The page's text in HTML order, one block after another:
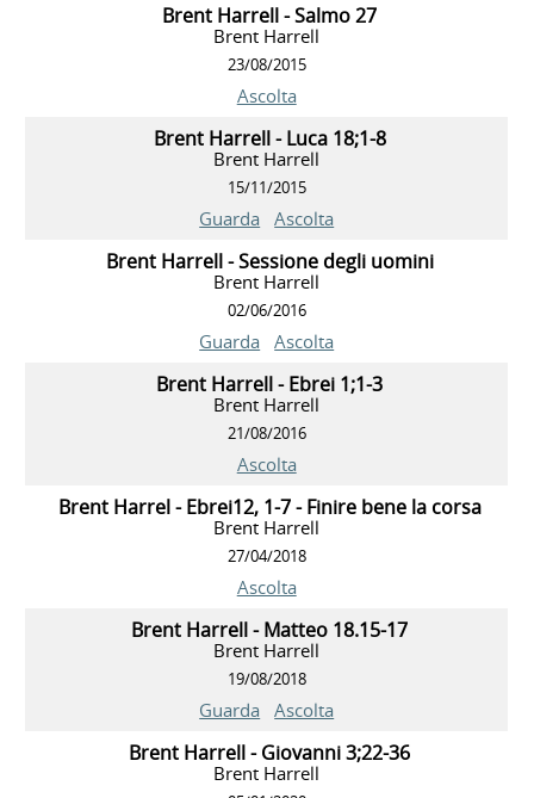
Brent Harrell - Salmo 27
Brent Harrell
23/08/2015
Ascolta
Brent Harrell - Luca 18;1-8
Brent Harrell
15/11/2015
Guarda Ascolta
Brent Harrell - Sessione degli uomini
Brent Harrell
02/06/2016
Guarda Ascolta
Brent Harrell - Ebrei 1;1-3
Brent Harrell
21/08/2016
Ascolta
Brent Harrel - Ebrei12, 1-7 - Finire bene la corsa
Brent Harrell
27/04/2018
Ascolta
Brent Harrell - Matteo 18.15-17
Brent Harrell
19/08/2018
Guarda Ascolta
Brent Harrell - Giovanni 3;22-36
Brent Harrell